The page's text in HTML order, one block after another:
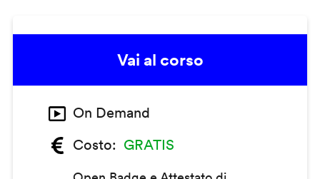
Vai al corso
On Demand
Costo
GRATIS